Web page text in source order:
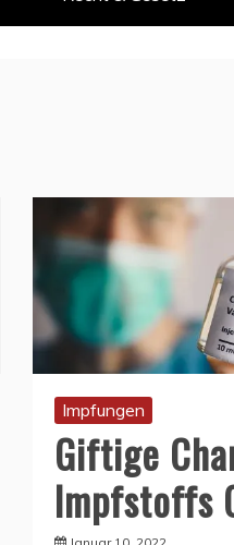
Impfungen
Giftige
Impfstoffs